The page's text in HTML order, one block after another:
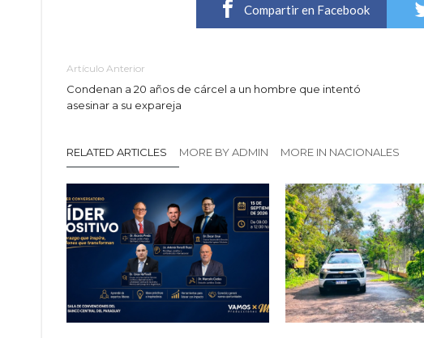
Compartir en Facebook
Artículo Anterior
Condenan a 20 años de cárcel a un hombre que intentó
asesinar a su expareja
RELATED ARTICLES MORE BY ADMIN MORE IN NACIONALES